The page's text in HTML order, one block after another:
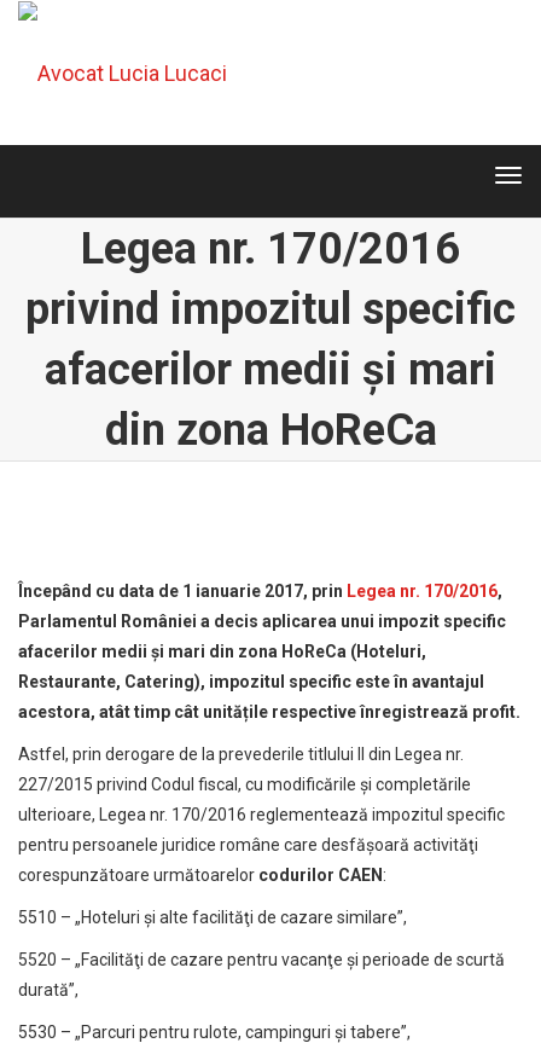
Legea nr. 170/2016
privind impozitul specific
afacerilor medii şi mari
din zona HoReCa
Începând cu data de 1 ianuarie 2017, prin Legea nr. 170/2016,
Parlamentul României a decis aplicarea unui impozit specific
afacerilor medii și mari din zona HoReCa (Hoteluri,
Restaurante, Catering), impozitul specific este în avantajul
acestora, atât timp cât unitățile respective înregistrează profit.
Astfel, prin derogare de la prevederile titlului II din Legea nr.
227/2015 privind Codul fiscal, cu modificările şi completările
ulterioare, Legea nr. 170/2016 reglementează impozitul specific
pentru persoanele juridice române care desfăşoară activităţi
corespunzătoare următoarelor codurilor CAEN :
5510 – „Hoteluri şi alte facilităţi de cazare similare”,
5520 – „Facilităţi de cazare pentru vacanţe şi perioade de scurtă
durată”,
5530 – „Parcuri pentru rulote, campinguri şi tabere”,